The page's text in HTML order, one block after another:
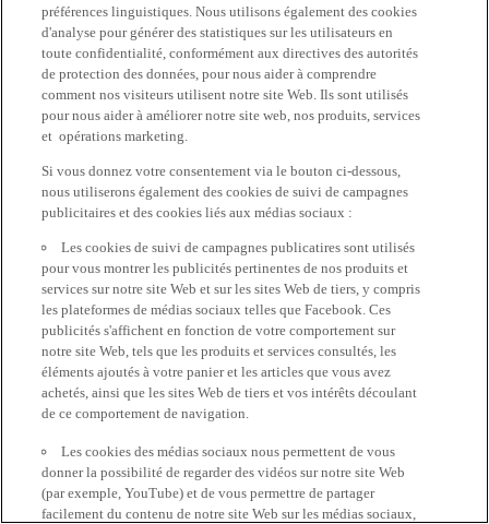
préférences linguistiques. Nous utilisons également des cookies
d'analyse pour générer des statistiques sur les utilisateurs en
toute confidentialité, conformément aux directives des autorités
de protection des données, pour nous aider à comprendre
comment nos visiteurs utilisent notre site Web. Ils sont utilisés
pour nous aider à améliorer notre site web, nos produits, services
et opérations marketing.
Si vous donnez votre consentement via le bouton ci-dessous,
nous utiliserons également des cookies de suivi de campagnes
publicitaires et des cookies liés aux médias sociaux :
Les cookies de suivi de campagnes publicatires sont utilisés
pour vous montrer les publicités pertinentes de nos produits et
services sur notre site Web et sur les sites Web de tiers, y compris
les plateformes de médias sociaux telles que Facebook. Ces
publicités s'affichent en fonction de votre comportement sur
notre site Web, tels que les produits et services consultés, les
éléments ajoutés à votre panier et les articles que vous avez
achetés, ainsi que les sites Web de tiers et vos intérêts découlant
de ce comportement de navigation.
Les cookies des médias sociaux nous permettent de vous
donner la possibilité de regarder des vidéos sur notre site Web
(par exemple, YouTube) et de vous permettre de partager
facilement du contenu de notre site Web sur les médias sociaux,